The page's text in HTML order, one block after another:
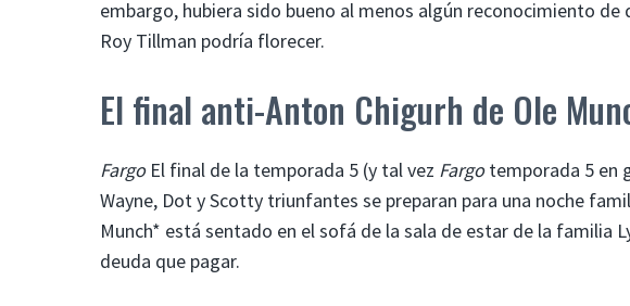
embargo, hubiera sido bueno al menos algún reconocimiento
Roy Tillman podría florecer.
El final anti-Anton Chigurh de Ole
FargoEl final de la temporada 5 (y tal vez Fargotemporada 5 en
Wayne, Dot y Scotty triunfantes se preparan para una noche
Munch* está sentado en el sofá de la sala de estar de la familia
deuda que pagar.